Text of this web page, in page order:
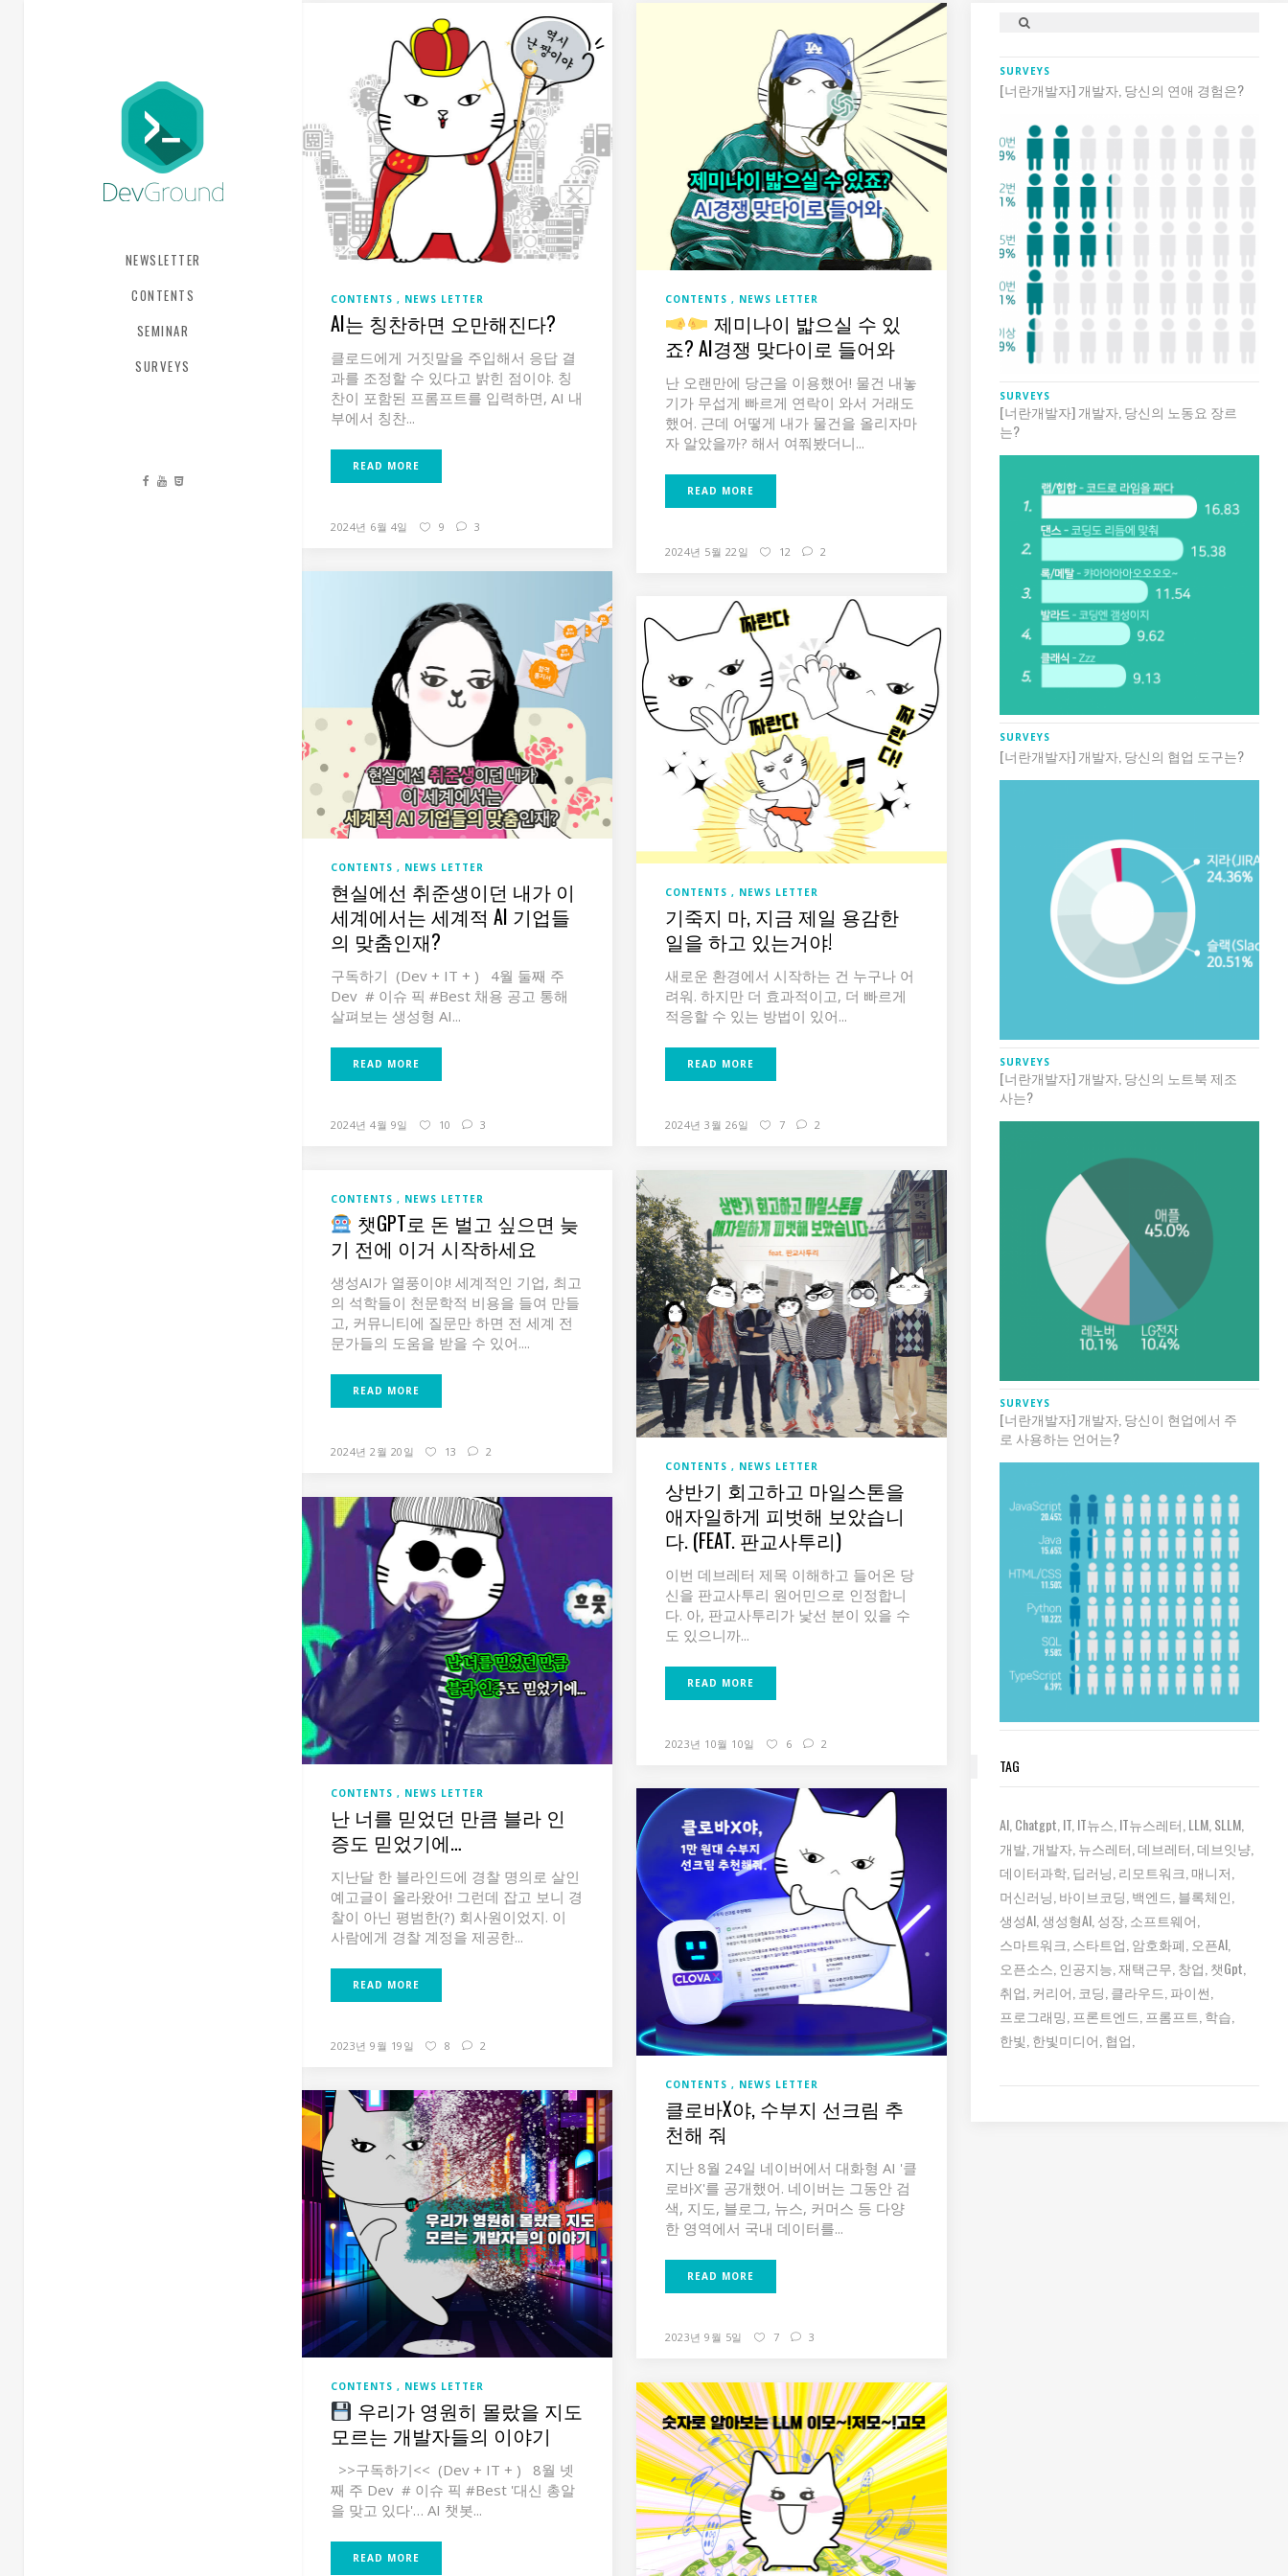
NEWSLETTER
CONTENTS
SEMINAR
SURVEYS
CONTENTS NEWS LETTER
AI는 칭찬하면 오만해진다?
클로드에게 거짓말을 주입해서 응답 결
과를 조정할 수 있다고 밝힌 점이야. 칭
찬이 포함된 프롬프트를 입력하면, AI 내
부에서 칭찬...
READ MORE
2024년 6월 4일 9 3
CONTENTS NEWS LETTER
제미나이 밟으실 수 있
죠? AI경쟁 맞다이로 들어와
난 오랜만에 당근을 이용했어! 물건 내놓
기가 무섭게 빠르게 연락이 와서 거래도
했어. 근데 어떻게 내가 물건을 올리자마
자 알았을까? 해서 여쭤봤더니...
READ MORE
2024년 5월 22일 12 2
CONTENTS NEWS LETTER
현실에선 취준생이던 내가 이
세계에서는 세계적 AI 기업들
의 맞춤인재?
구독하기 (Dev + IT + ) 4월 둘째 주
Dev # 이슈 픽 #Best 채용 공고 통해
살펴보는 생성형 AI...
READ MORE
2024년 4월 9일 10 3
CONTENTS NEWS LETTER
기죽지 마, 지금 제일 용감한
일을 하고 있는거야!
새로운 환경에서 시작하는 건 누구나 어
려워. 하지만 더 효과적이고, 더 빠르게
적응할 수 있는 방법이 있어...
READ MORE
2024년 3월 26일 7 2
CONTENTS NEWS LETTER
챗GPT로 돈 벌고 싶으면 늦
기 전에 이거 시작하세요
생성AI가 열풍이야! 세계적인 기업, 최고
의 석학들이 천문학적 비용을 들여 만들
고, 커뮤니티에 질문만 하면 전 세계 전
문가들의 도움을 받을 수 있어....
READ MORE
2024년 2월 20일 13 2
CONTENTS NEWS LETTER
상반기 회고하고 마일스톤을
애자일하게 피벗해 보았습니
다. (FEAT. 판교사투리)
이번 데브레터 제목 이해하고 들어온 당
신을 판교사투리 원어민으로 인정합니
다. 아, 판교사투리가 낯선 분이 있을 수
도 있으니까...
READ MORE
2023년 10월 10일 6 2
CONTENTS NEWS LETTER
난 너를 믿었던 만큼 블라 인
증도 믿었기에…
지난달 한 블라인드에 경찰 명의로 살인
예고글이 올라왔어! 그런데 잡고 보니 경
찰이 아닌 평범한(?) 회사원이었지. 이
사람에게 경찰 계정을 제공한...
READ MORE
2023년 9월 19일 8 2
CONTENTS NEWS LETTER
클로바X야, 수부지 선크림 추
천해 줘
지난 8월 24일 네이버에서 대화형 AI '클
로바X'를 공개했어. 네이버는 그동안 검
색, 지도, 블로그, 뉴스, 커머스 등 다양
한 영역에서 국내 데이터를...
READ MORE
2023년 9월 5일 7 3
CONTENTS NEWS LETTER
우리가 영원히 몰랐을 지도
모르는 개발자들의 이야기
>>구독하기<< (Dev + IT + ) 8월 넷
째 주 Dev # 이슈 픽 #Best '대신 총알
을 맞고 있다'… AI 챗봇...
READ MORE
SURVEYS
[너란개발자] 개발자, 당신의 연애 경험은?
SURVEYS
[너란개발자] 개발자, 당신의 노동요 장르
는?
SURVEYS
[너란개발자] 개발자, 당신의 협업 도구는?
SURVEYS
[너란개발자] 개발자, 당신의 노트북 제조
사는?
SURVEYS
[너란개발자] 개발자, 당신이 현업에서 주
로 사용하는 언어는?
TAG
AI Chatgpt IT IT뉴스 IT뉴스레터 LLM SLLM
개발 개발자 뉴스레터 데브레터 데브잇냥
데이터과학 딥러닝 리모트워크 매니저
머신러닝 바이브코딩 백엔드 블록체인
생성AI 생성형AI 성장 소프트웨어
스마트워크 스타트업 암호화폐 오픈AI
오픈소스 인공지능 재택근무 창업 챗gpt
취업 커리어 코딩 클라우드 파이썬
프로그래밍 프론트엔드 프롬프트 학습
한빛 한빛미디어 협업